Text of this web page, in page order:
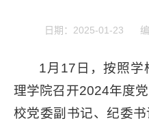
日期：2025-01-23
1月17日，按照学
理学院召开2024年度
校党委副书记、纪委